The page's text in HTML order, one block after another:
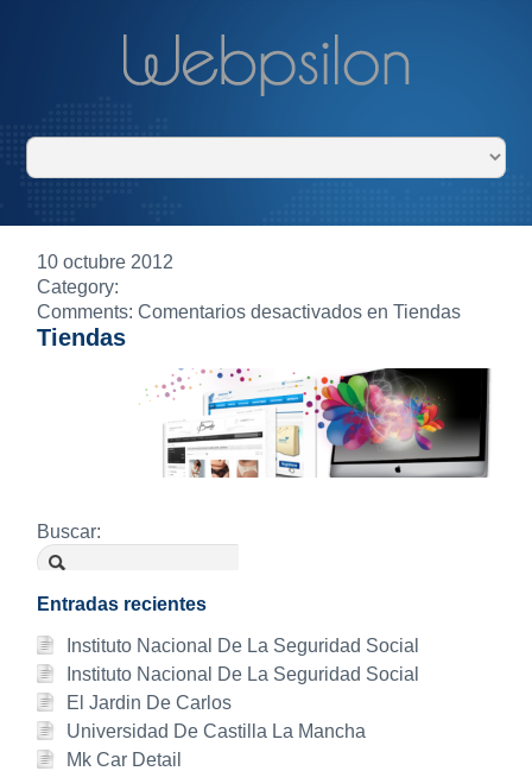
10 octubre 2012
Category:
Comments:Comentarios desactivados en Tiendas
Tiendas
Buscar:
Entradas recientes
Instituto Nacional De La Seguridad Social
Instituto Nacional De La Seguridad Social
El Jardin De Carlos
Universidad De Castilla La Mancha
Mk Car Detail